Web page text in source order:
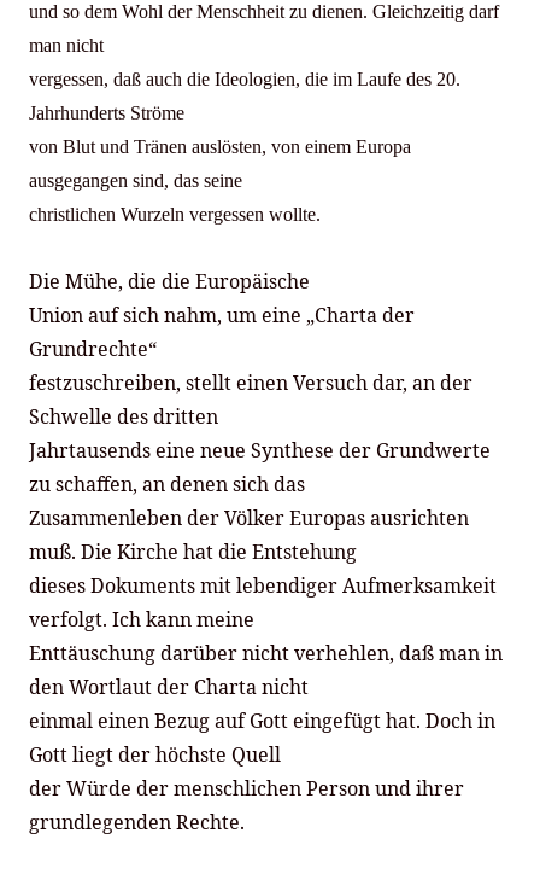
und so dem Wohl der Menschheit zu dienen. Gleichzeitig darf
man nicht
vergessen, daß auch die Ideologien, die im Laufe des 20.
Jahrhunderts Ströme
von Blut und Tränen auslösten, von einem Europa
ausgegangen sind, das seine
christlichen Wurzeln vergessen wollte.
Die Mühe, die die Europäische
Union auf sich nahm, um eine „Charta der
Grundrechte“
festzuschreiben, stellt einen Versuch dar, an der
Schwelle des dritten
Jahrtausends eine neue Synthese der Grundwerte
zu schaffen, an denen sich das
Zusammenleben der Völker Europas ausrichten
muß. Die Kirche hat die Entstehung
dieses Dokuments mit lebendiger Aufmerksamkeit
verfolgt. Ich kann meine
Enttäuschung darüber nicht verhehlen, daß man in
den Wortlaut der Charta nicht
einmal einen Bezug auf Gott eingefügt hat. Doch in
Gott liegt der höchste Quell
der Würde der menschlichen Person und ihrer
grundlegenden Rechte.